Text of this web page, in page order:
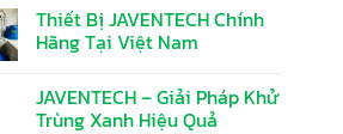
Thiết Bị JAVENTECH Chính
Hãng Tại Việt Nam
JAVENTECH – Giải Pháp Khử
Trùng Xanh Hiệu Quả